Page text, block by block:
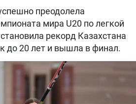
преодолела
мира U20 по легкой
рекорд Казахстана
до 20 лет и вышла в финал.